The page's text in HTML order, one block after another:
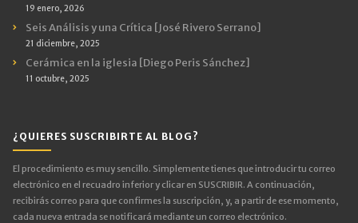
19 enero, 2026
Seis Análisis y una Crítica [José Rivero Serrano]
21 diciembre, 2025
Cerámica en la iglesia [Diego Peris Sánchez]
11 octubre, 2025
¿QUIERES SUSCRIBIRTE AL BLOG?
El procedimiento es muy sencillo. Simplemente tienes que introducir tu correo
electrónico en el recuadro inferior y clicar en SUSCRIBIR. A continuación,
recibirás correo para que confirmes la suscripción, y, a partir de ese momento,
cada nueva entrada se notificará mediante un correo electrónico.